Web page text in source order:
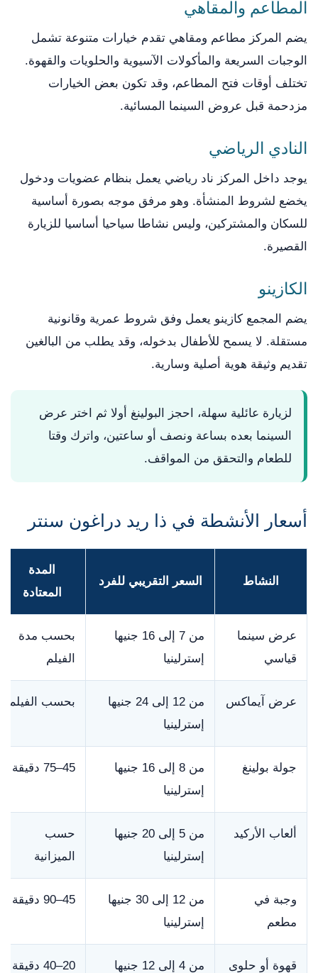
المطاعم والمقاهي
يضم المركز مطاعم ومقاهي تقدم خيارات متنوعة تشمل
الوجبات السريعة والمأكولات الآسيوية والحلويات والقهوة.
تختلف أوقات فتح المطاعم، وقد تكون بعض الخيارات
مزدحمة قبل عروض السينما المسائية.
النادي الرياضي
يوجد داخل المركز ناد رياضي يعمل بنظام عضويات ودخول
يخضع لشروط المنشأة. وهو مرفق موجه بصورة أساسية
للسكان والمشتركين، وليس نشاطا سياحيا أساسيا للزيارة
القصيرة.
الكازينو
يضم المجمع كازينو يعمل وفق شروط عمرية وقانونية
مستقلة. لا يسمح للأطفال بدخوله، وقد يطلب من البالغين
تقديم وثيقة هوية أصلية وسارية.
لزيارة عائلية سهلة، احجز البولينغ أولا ثم اختر عرض
السينما بعده بساعة ونصف أو ساعتين، واترك وقتا
للطعام والتحقق من المواقف.
أسعار الأنشطة في ذا ريد دراغون سنتر
النشاط السعر التقريبي للفرد
المدة
المعتادة
عرض سينما
قياسي
من 7 إلى 16 جنيها
إسترلينيا
بحسب مدة
الفيلم
عرض آيماكس
من 12 إلى 24 جنيها
إسترلينيا
بحسب الفيلم
جولة بولينغ
من 8 إلى 16 جنيها
إسترلينيا
45–75 دقيقة
ألعاب الأركيد
من 5 إلى 20 جنيها
إسترلينيا
حسب
الميزانية
وجبة في
مطعم
من 12 إلى 30 جنيها
إسترلينيا
45–90 دقيقة
قهوة أو حلوى
من 4 إلى 12 جنيها
20–40 دقيقة